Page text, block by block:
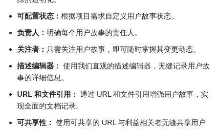
可配置状态： 根据项目需求自定义用户故事状态。
负责人： 明确每个用户故事的责任人。
关注者： 只需关注用户故事，即可随时掌握其变更动态。
描述编辑器： 使用我们直观的描述编辑器，无缝记录用户故
事的详细信息。
URL 和文件引用： 通过 URL 和文件引用增强用户故事，实
现全面的文档记录。
可共享性： 使用可共享的 URL 与利益相关者无缝共享用户